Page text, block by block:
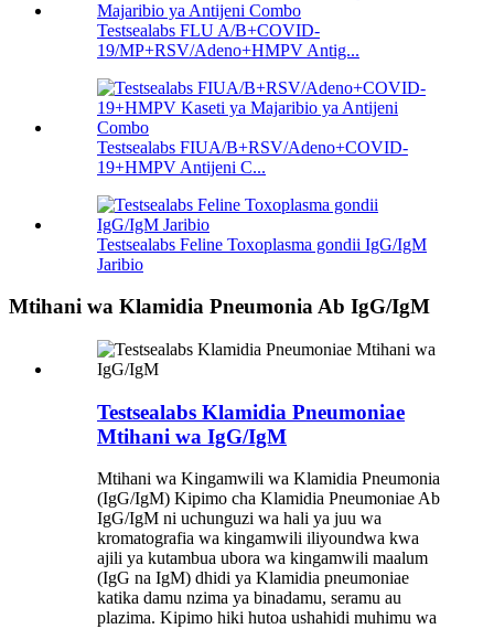
Testsealabs FLU A/B+COVID-
19/MP+RSV/Adeno+HMPV Antig...
Testsealabs FIUA/B+RSV/Adeno+COVID-
19+HMPV Antijeni C...
Testsealabs Feline Toxoplasma gondii IgG/IgM
Jaribio
Mtihani wa Klamidia Pneumonia Ab IgG/IgM
Testsealabs Klamidia Pneumoniae
Mtihani wa IgG/IgM
Mtihani wa Kingamwili wa Klamidia Pneumonia
(IgG/IgM) Kipimo cha Klamidia Pneumoniae Ab
IgG/IgM ni uchunguzi wa hali ya juu wa
kromatografia wa kingamwili iliyoundwa kwa
ajili ya kutambua ubora wa kingamwili maalum
(IgG na IgM) dhidi ya Klamidia pneumoniae
katika damu nzima ya binadamu, seramu au
plazima. Kipimo hiki hutoa ushahidi muhimu wa